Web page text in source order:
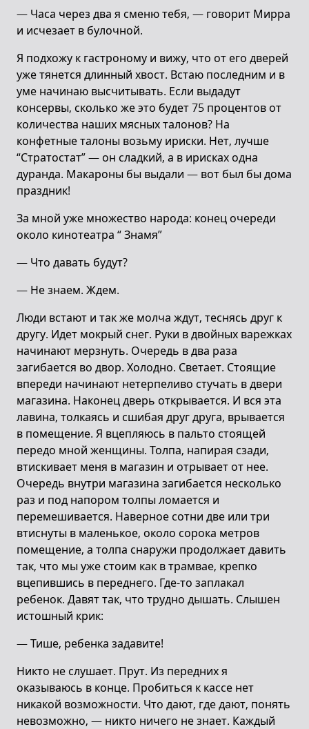
— Часа через два я сменю тебя, — говорит Мирра
и исчезает в булочной.
Я подхожу к гастроному и вижу, что от его дверей
уже тянется длинный хвост. Встаю последним и в
уме начинаю высчитывать. Если выдадут
консервы, сколько же это будет 75 процентов от
количества наших мясных талонов? На
конфетные талоны возьму ириски. Нет, лучше
“Стратостат” — он сладкий, а в ирисках одна
дуранда. Макароны бы выдали — вот был бы дома
праздник!
За мной уже множество народа: конец очереди
около кинотеатра “ Знамя”
— Что давать будут?
— Не знаем. Ждем.
Люди встают и так же молча ждут, теснясь друг к
другу. Идет мокрый снег. Руки в двойных варежках
начинают мерзнуть. Очередь в два раза
загибается во двор. Холодно. Светает. Стоящие
впереди начинают нетерпеливо стучать в двери
магазина. Наконец дверь открывается. И вся эта
лавина, толкаясь и сшибая друг друга, врывается
в помещение. Я вцепляюсь в пальто стоящей
передо мной женщины. Толпа, напирая сзади,
втискивает меня в магазин и отрывает от нее.
Очередь внутри магазина загибается несколько
раз и под напором толпы ломается и
перемешивается. Наверное сотни две или три
втиснуты в маленькое, около сорока метров
помещение, а толпа снаружи продолжает давить
так, что мы уже стоим как в трамвае, крепко
вцепившись в переднего. Где-то заплакал
ребенок. Давят так, что трудно дышать. Слышен
истошный крик:
— Тише, ребенка задавите!
Никто не слушает. Прут. Из передних я
оказываюсь в конце. Пробиться к кассе нет
никакой возможности. Что дают, где дают, понять
невозможно, — никто ничего не знает. Каждый